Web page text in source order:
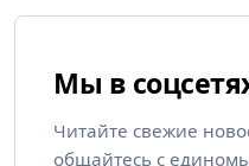
Мы в
Читайте свежие
общайтесь с